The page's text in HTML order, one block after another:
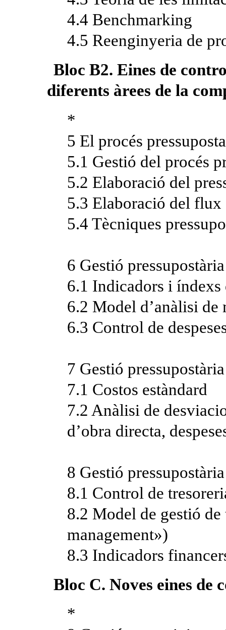
4.4 Benchmarking
4.5 Reenginyeria de
Bloc B2. Eines de
diferents àrees de la
*
5 El procés
5.1 Gestió del procés
5.2 Elaboració del
5.3 Elaboració del
5.4 Tècniques
6 Gestió
6.1 Indicadors i índexs
6.2 Model d’anàlisi de
6.3 Control de
7 Gestió
7.1 Costos estàndard
7.2 Anàlisi de
d’obra directa,
8 Gestió
8.1 Control de
8.2 Model de gestió de
management»)
8.3 Indicadors
Bloc C. Noves eines de
*